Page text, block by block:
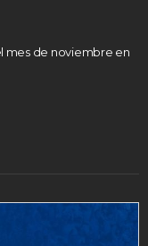
mes de noviembre en